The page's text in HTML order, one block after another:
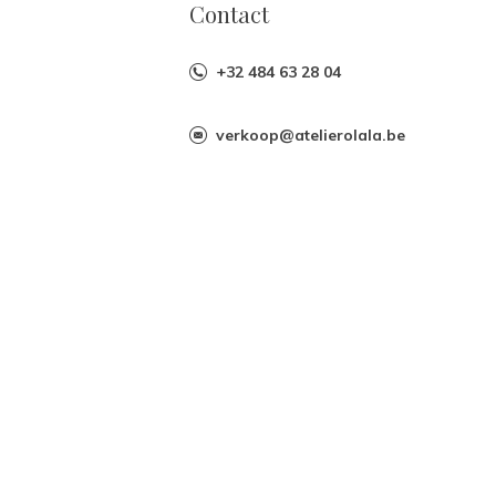
Contact
+32 484 63 28 04
verkoop@atelierolala.be